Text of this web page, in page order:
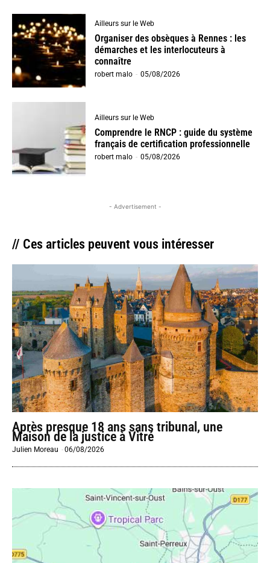
Ailleurs sur le Web
Organiser des obsèques à Rennes : les
démarches et les interlocuteurs à
connaître
robert malo - 05/08/2026
Ailleurs sur le Web
Comprendre le RNCP : guide du système
français de certification professionnelle
robert malo - 05/08/2026
- Advertisement -
// Ces articles peuvent vous intéresser
Après presque 18 ans sans tribunal, une
Maison de la justice à Vitré
Julien Moreau -06/08/2026